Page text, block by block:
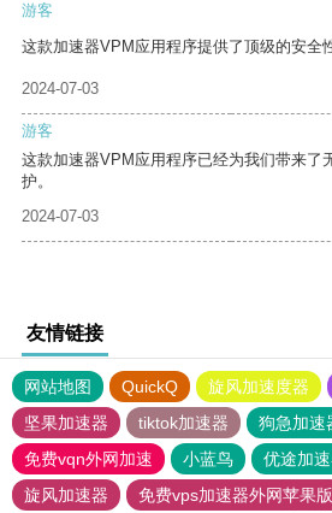
游客
这款加速器VPM应用程序提供了顶级的安全
2024-07-03
游客
这款加速器VPM应用程序已经为我们带来了
护。
2024-07-03
友情链接
网站地图 QuickQ 旋风加速度器
坚果加速器
tiktok加速器
狗急加速
免费vqn外网加速
小蓝鸟 优途加
旋风加速器
免费vps加速器外网苹果版